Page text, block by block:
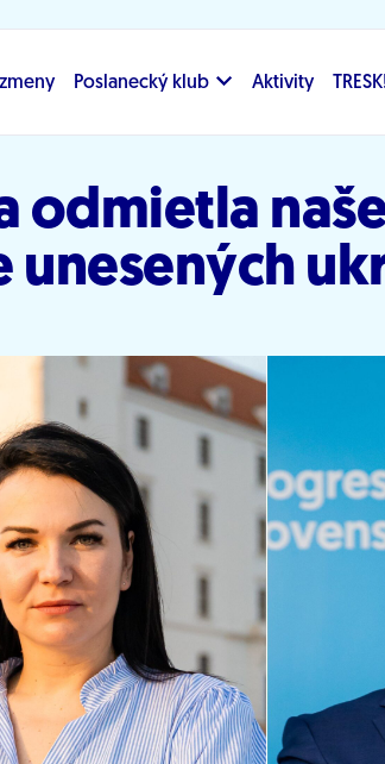
Poslanecký klub Aktivity
odmietla
unesených